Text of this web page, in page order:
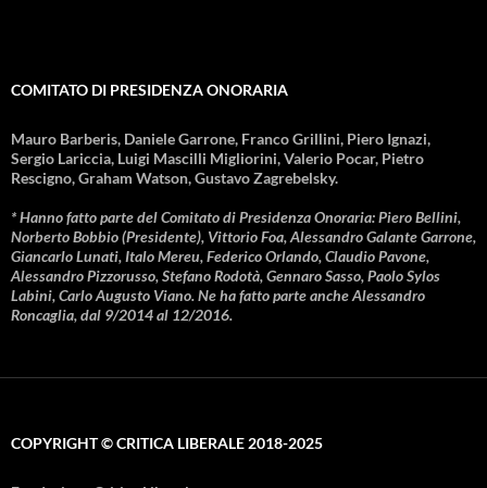
COMITATO DI PRESIDENZA ONORARIA
Mauro Barberis, Daniele Garrone, Franco Grillini, Piero Ignazi,
Sergio Lariccia, Luigi Mascilli Migliorini, Valerio Pocar, Pietro
Rescigno, Graham Watson, Gustavo Zagrebelsky.
* Hanno fatto parte del Comitato di Presidenza Onoraria: Piero Bellini,
Norberto Bobbio (Presidente), Vittorio Foa, Alessandro Galante Garrone,
Giancarlo Lunati, Italo Mereu, Federico Orlando, Claudio Pavone,
Alessandro Pizzorusso, Stefano Rodotà, Gennaro Sasso, Paolo Sylos
Labini, Carlo Augusto Viano. Ne ha fatto parte anche Alessandro
Roncaglia, dal 9/2014 al 12/2016.
COPYRIGHT © CRITICA LIBERALE 2018-2025